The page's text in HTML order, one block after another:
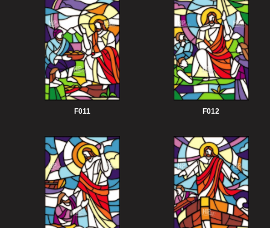
F011 F012